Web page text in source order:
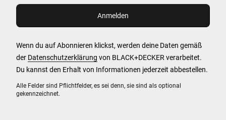
Alle Felder sind Pflichtfelder, es sei denn, sie sind als optional
gekennzeichnet.
Wenn du auf Abonnieren klickst, werden deine Daten gemäß
der Datenschutzerklärung von BLACK+DECKER verarbeitet.
Du kannst den Erhalt von Informationen jederzeit abbestellen.